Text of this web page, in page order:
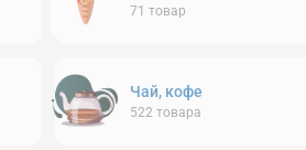
71 товар
Чай, кофе
522 товара